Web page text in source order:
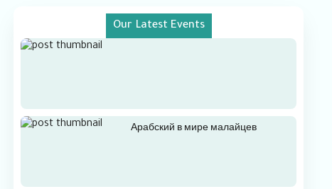
Our Latest Events
Арабский в мире малайцев